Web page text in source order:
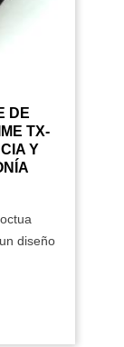
DE
TX-
Y
diseño